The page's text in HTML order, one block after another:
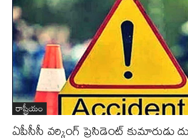
రాష్ట్రీయం
ఏపీసీసీ వర్కింగ్ ప్రెసిడెంట్ కుమారుడు